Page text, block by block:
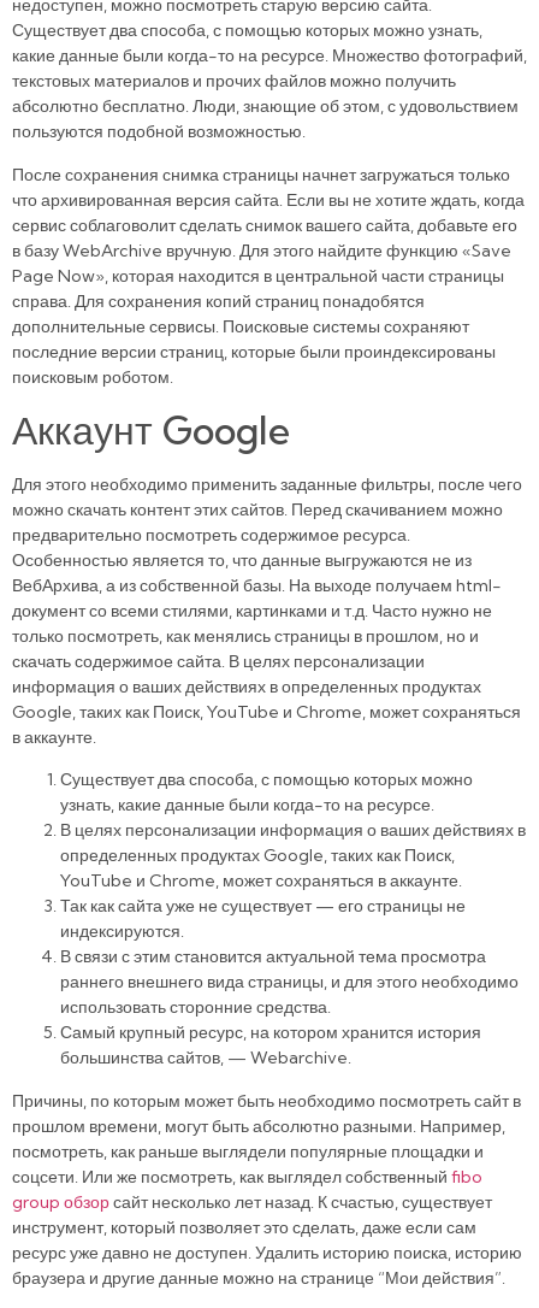
недоступен, можно посмотреть старую версию сайта.
Существует два способа, с помощью которых можно узнать,
какие данные были когда-то на ресурсе. Множество фотографий,
текстовых материалов и прочих файлов можно получить
абсолютно бесплатно. Люди, знающие об этом, с удовольствием
пользуются подобной возможностью.
После сохранения снимка страницы начнет загружаться только
что архивированная версия сайта. Если вы не хотите ждать, когда
сервис соблаговолит сделать снимок вашего сайта, добавьте его
в базу WebArchive вручную. Для этого найдите функцию «Save
Page Now», которая находится в центральной части страницы
справа. Для сохранения копий страниц понадобятся
дополнительные сервисы. Поисковые системы сохраняют
последние версии страниц, которые были проиндексированы
поисковым роботом.
Аккаунт Google
Для этого необходимо применить заданные фильтры, после чего
можно скачать контент этих сайтов. Перед скачиванием можно
предварительно посмотреть содержимое ресурса.
Особенностью является то, что данные выгружаются не из
ВебАрхива, а из собственной базы. На выходе получаем html-
документ со всеми стилями, картинками и т.д. Часто нужно не
только посмотреть, как менялись страницы в прошлом, но и
скачать содержимое сайта. В целях персонализации
информация о ваших действиях в определенных продуктах
Google, таких как Поиск, YouTube и Chrome, может сохраняться
в аккаунте.
Существует два способа, с помощью которых можно
узнать, какие данные были когда-то на ресурсе.
В целях персонализации информация о ваших действиях в
определенных продуктах Google, таких как Поиск,
YouTube и Chrome, может сохраняться в аккаунте.
Так как сайта уже не существует — его страницы не
индексируются.
В связи с этим становится актуальной тема просмотра
раннего внешнего вида страницы, и для этого необходимо
использовать сторонние средства.
Самый крупный ресурс, на котором хранится история
большинства сайтов, — Webarchive.
Причины, по которым может быть необходимо посмотреть сайт в
прошлом времени, могут быть абсолютно разными. Например,
посмотреть, как раньше выглядели популярные площадки и
соцсети. Или же посмотреть, как выглядел собственный fibo
group обзорсайт несколько лет назад. К счастью, существует
инструмент, который позволяет это сделать, даже если сам
ресурс уже давно не доступен. Удалить историю поиска, историю
браузера и другие данные можно на странице “Мои действия”.